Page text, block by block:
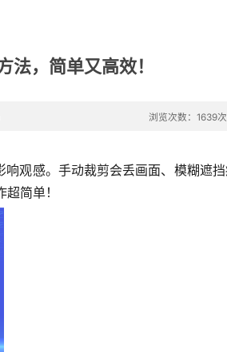
法，简单又高效！
浏览次数：1639次
观感。手动裁剪会丢画面、模糊遮
简单！